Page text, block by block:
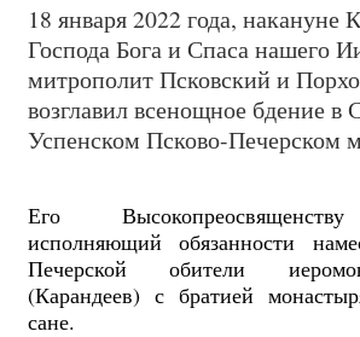
18 января 2022 года, накануне
Господа Бога и Спаса нашего
митрополит Псковский и
возглавил всенощное бдение в
Успенском Псково-Печерском
Его
исполняющий обязанности
Печерской обители
(Карандеев) с братией
сане.